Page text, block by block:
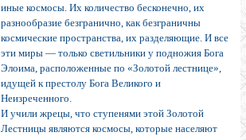
иные космосы. Их количество бесконечно, их
разнообразие безгранично, как безграничны
космические пространства, их разделяющие. И все
эти миры — только светильники у подножия Бога
Элоима, расположенные по «Золотой лестнице»,
идущей к престолу Бога Великого и
Неизреченного.
И учили жрецы, что ступенями этой Золотой
Лестницы являются космосы, которые населяют